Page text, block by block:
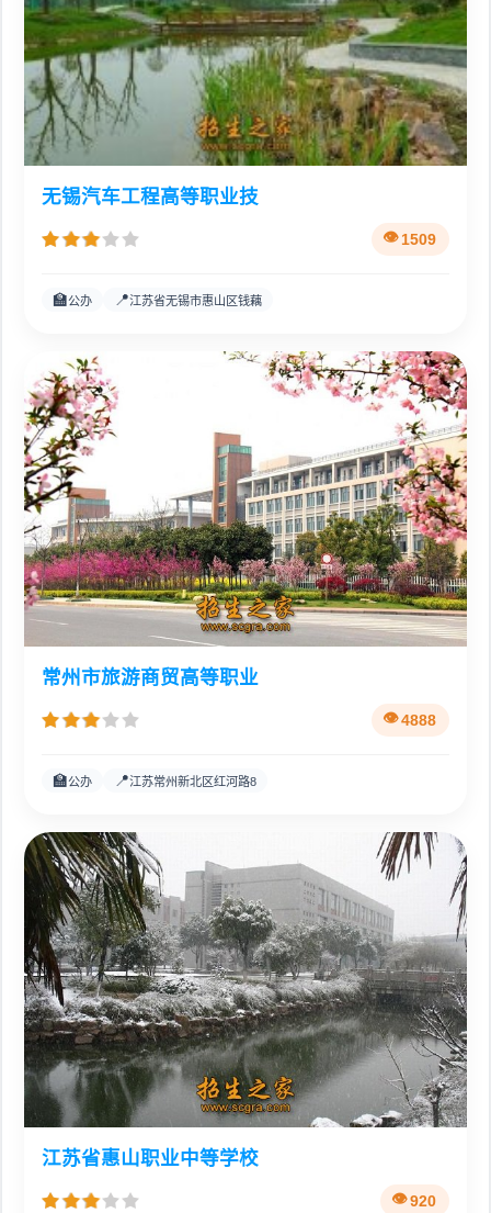
无锡汽车工程高等职业技
1509
🏫公办 📍江苏省无锡市惠山区钱藕
常州市旅游商贸高等职业
4888
🏫公办 📍江苏常州新北区红河路8
江苏省惠山职业中等学校
920